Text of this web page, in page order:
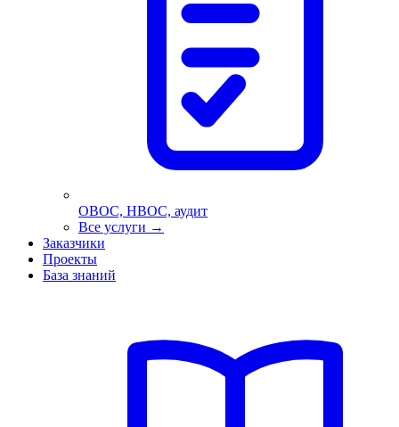
ОВОС, НВОС, аудит
Все услуги →
Заказчики
Проекты
База знаний